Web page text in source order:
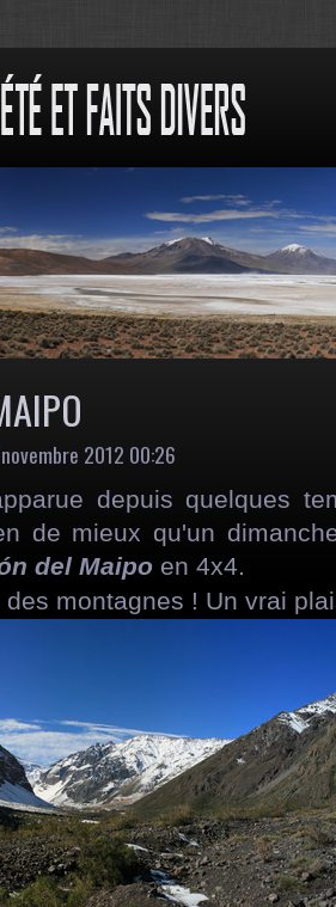
2012 00:26
depuis quelques
de mieux qu'un
del Maipo en 4x4.
montagnes ! Un vrai